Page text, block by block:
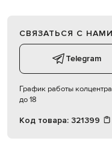
СВЯЗАТЬСЯ С НАМИ
Telegram
График работы
до 18
Код товара: 321399